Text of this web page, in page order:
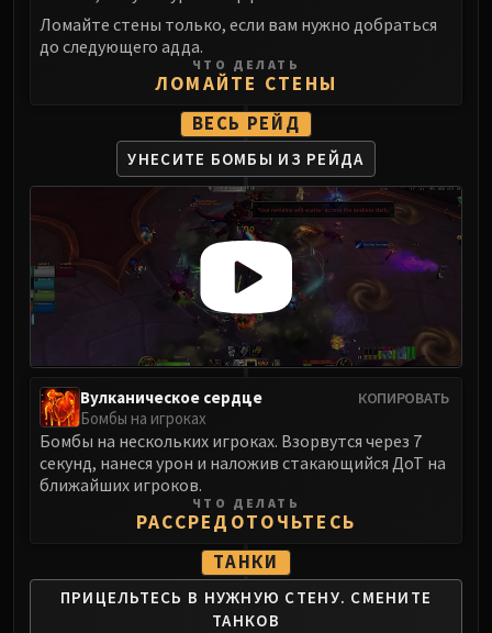
Ломайте стены только, если вам нужно добраться
до следующего адда.
ЧТО ДЕЛАТЬ
ЛОМАЙТЕ СТЕНЫ
ВЕСЬ РЕЙД
УНЕСИТЕ БОМБЫ ИЗ РЕЙДА
КОПИРОВАТЬ
Вулканическое сердце
Бомбы на игроках
Бомбы на нескольких игроках. Взорвутся через 7
секунд, нанеся урон и наложив стакающийся ДоТ на
ближайших игроков.
ЧТО ДЕЛАТЬ
РАССРЕДОТОЧЬТЕСЬ
ТАНКИ
ПРИЦЕЛЬТЕСЬ В НУЖНУЮ СТЕНУ. СМЕНИТЕ
ТАНКОВ